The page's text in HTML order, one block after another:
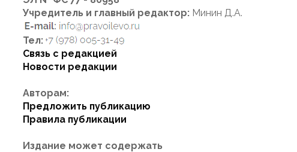
Учредитель и главный редактор: Минин Д.А.
Тел:
Связь с редакцией
Новости редакции
Авторам:
Предложить публикацию
Правила публикации
Издание может содержать